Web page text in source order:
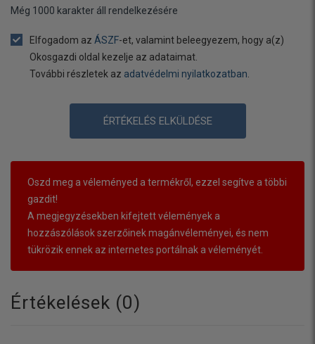
Még 1000 karakter áll rendelkezésére
Elfogadom az ÁSZF-et, valamint beleegyezem, hogy a(z)
Okosgazdi oldal kezelje az adataimat.
További részletek az adatvédelmi nyilatkozatban.
ÉRTÉKELÉS ELKÜLDÉSE
Oszd meg a véleményed a termékről, ezzel segítve a többi
gazdit!
A megjegyzésekben kifejtett vélemények a
hozzászólások szerzőinek magánvéleményei, és nem
tükrözik ennek az internetes portálnak a véleményét.
Értékelések (0)